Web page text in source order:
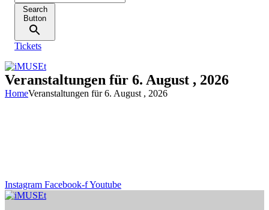
Search
Button
Tickets
Veranstaltungen für 6. August , 2026
HomeVeranstaltungen für 6. August , 2026
Instagram Facebook-fYoutube